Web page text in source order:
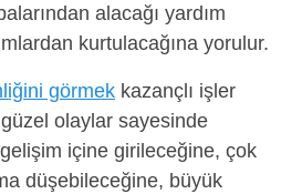
alacağı yardım
kurtulacağına yorulur.
görmek kazançlı işler
olaylar sayesinde
içine girileceğine, çok
düşebileceğine, büyük